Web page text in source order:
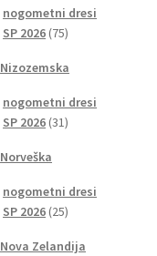
nogometni dresi
SP 2026 7575
Nizozemska
nogometni dresi
SP 2026 3131
Norveška
nogometni dresi
SP 2026 2525
Nova Zelandija